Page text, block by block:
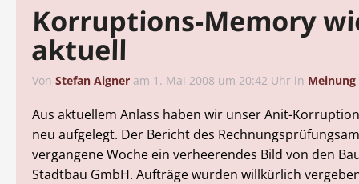
Korruptions-Memory
aktuell
Von Stefan Aigner am 1. Mai 2008 um 20:42 Uhr in Meinung
Aus aktuellem Anlass haben wir unser Anit-
neu aufgelegt. Der Bericht des
vergangene Woche ein verheerendes Bild von den
Stadtbau GmbH. Aufträge wurden willkürlich